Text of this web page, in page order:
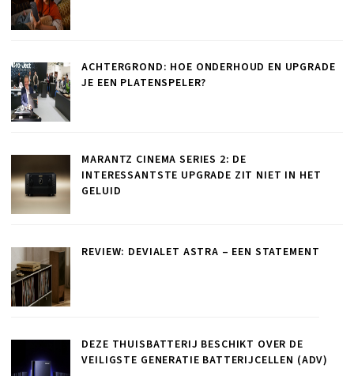
ACHTERGROND: HOE ONDERHOUD EN UPGRADE
JE EEN PLATENSPELER?
MARANTZ CINEMA SERIES 2: DE
INTERESSANTSTE UPGRADE ZIT NIET IN HET
GELUID
REVIEW: DEVIALET ASTRA – EEN STATEMENT
DEZE THUISBATTERIJ BESCHIKT OVER DE
VEILIGSTE GENERATIE BATTERIJCELLEN (ADV)